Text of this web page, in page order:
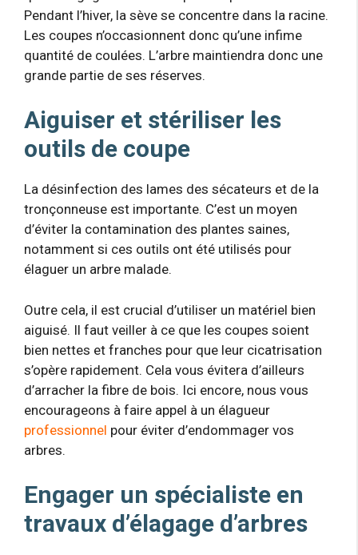
Pendant l’hiver, la sève se concentre dans la racine.
Les coupes n’occasionnent donc qu’une infime
quantité de coulées. L’arbre maintiendra donc une
grande partie de ses réserves.
Aiguiser et stériliser les
outils de coupe
La désinfection des lames des sécateurs et de la
tronçonneuse est importante. C’est un moyen
d’éviter la contamination des plantes saines,
notamment si ces outils ont été utilisés pour
élaguer un arbre malade.
Outre cela, il est crucial d’utiliser un matériel bien
aiguisé. Il faut veiller à ce que les coupes soient
bien nettes et franches pour que leur cicatrisation
s’opère rapidement. Cela vous évitera d’ailleurs
d’arracher la fibre de bois. Ici encore, nous vous
encourageons à faire appel à un élagueur
professionnel pour éviter d’endommager vos
arbres.
Engager un spécialiste en
travaux d’élagage d’arbres